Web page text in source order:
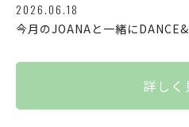
2026.06.18
今月のJOANAと一緒に
詳しく